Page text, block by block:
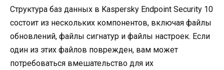
Структура баз данных в Kaspersky Endpoint Security 10
состоит из нескольких компонентов, включая файлы
обновлений, файлы сигнатур и файлы настроек. Если
один из этих файлов поврежден, вам может
потребоваться вмешательство для их